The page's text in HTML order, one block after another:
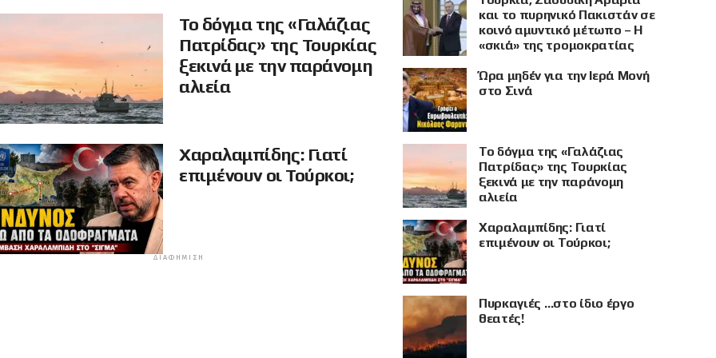
Το δόγμα της «Γαλάζιας
Πατρίδας» της Τουρκίας
ξεκινά με την παράνομη
αλιεία
Χαραλαμπίδης: Γιατί
επιμένουν οι Τούρκοι;
ΔΙΑΦΉΜΙΣΗ
και το πυρηνικό Πακιστάν σε
κοινό αμυντικό μέτωπο – Η
«σκιά» της τρομοκρατίας
Ώρα μηδέν για την Ιερά Μονή
στο Σινά
Το δόγμα της «Γαλάζιας
Πατρίδας» της Τουρκίας
ξεκινά με την παράνομη
αλιεία
Χαραλαμπίδης: Γιατί
επιμένουν οι Τούρκοι;
Πυρκαγιές …στο ίδιο έργο
θεατές!